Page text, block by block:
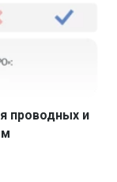
проводных и